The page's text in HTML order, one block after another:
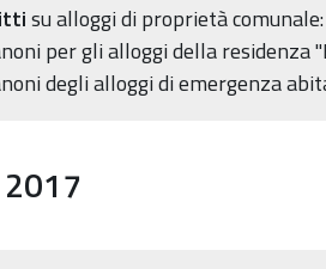
su alloggi di proprietà comunale:
per gli alloggi della residenza
degli alloggi di emergenza